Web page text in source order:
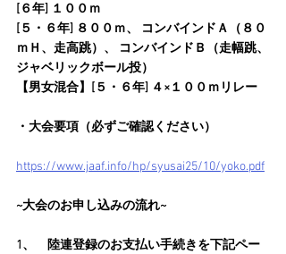
[６年] １００ｍ
[５・６年] ８００ｍ、 コンバインドＡ（８０
ｍＨ、走高跳）、 コンバインドＢ（走幅跳、
ジャベリックボール投）
【男女混合】[５・６年] ４×１００ｍリレー
・大会要項（必ずご確認ください）
https://www.jaaf.info/hp/syusai25/10/yoko.pdf
~大会のお申し込みの流れ~
1、　陸連登録のお支払い手続きを下記ペー